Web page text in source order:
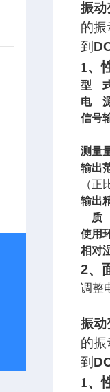
振动
的
到
1 、
型
电
信号
测量
输出
（正
输出
质
使用
相对
2、
调整
振动
的
到
1 、